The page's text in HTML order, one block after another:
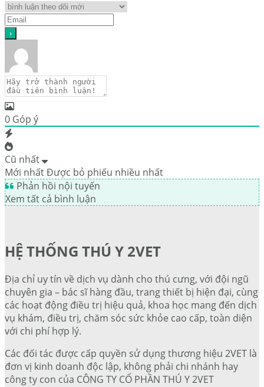
0 Góp ý
Cũ nhất
Mới nhấtĐược bỏ phiếu nhiều nhất
Phản hồi nội tuyến
Xem tất cả bình luận
HỆ THỐNG THÚ Y 2VET
Địa chỉ uy tín về dịch vụ dành cho thú cưng, với đội ngũ
chuyên gia – bác sĩ hàng đầu, trang thiết bị hiện đại, cùng
các hoạt động điều trị hiệu quả, khoa học mang đến dịch
vụ khám, điều trị, chăm sóc sức khỏe cao cấp, toàn diện
với chi phí hợp lý.
Các đối tác được cấp quyền sử dụng thương hiệu 2VET là
đơn vị kinh doanh độc lập, không phải chi nhánh hay
công ty con của CÔNG TY CỔ PHẦN THÚ Y 2VET